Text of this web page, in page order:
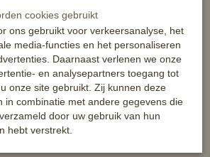
strass
Horze Luxe swarovski frontriem
COB
€ 23,99
cookies gebruikt
ons gebruikt voor verkeersanalyse, het
media-functies en het personaliseren
Daarnaast verlenen we onze
en analysepartners toegang tot
onze site gebruikt. Zij kunnen deze
in combinatie met andere gegevens die
door uw gebruik van hun
hebt verstrekt.